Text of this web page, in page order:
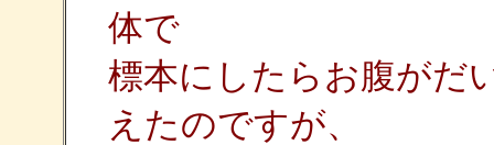
体で
標本にしたらお腹がだ
えたのですが、